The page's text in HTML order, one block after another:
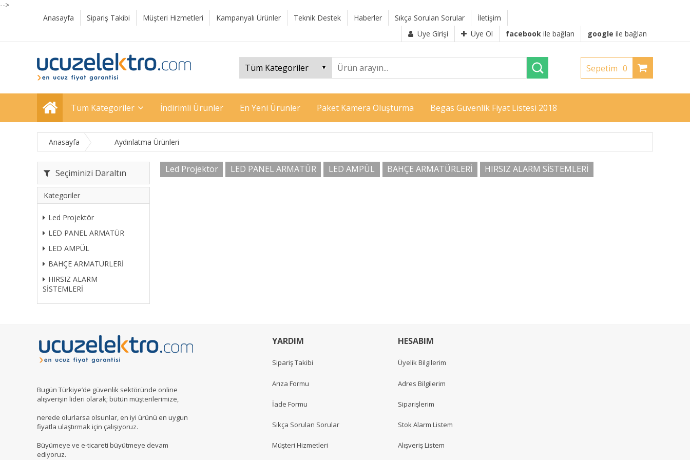
-->
Anasayfa
Sipariş Takibi Müşteri Hizmetleri Kampanyalı Ürünler Teknik Destek Haberler Sıkça Sorulan Sorular
İletişim
Üye Girişi
Üye Ol facebook ile bağlan google ile bağlan
Sepetim 0
Tüm Kategoriler İndirimli Ürünler En Yeni Ürünler Paket Kamera Oluşturma Begas Güvenlik Fiyat Listesi 2018
Anasayfa Aydınlatma Ürünleri
Seçiminizi Daraltın
Kategoriler
Led Projektör
LED PANEL ARMATÜR
LED AMPÜL
BAHÇE ARMATÜRLERİ
HIRSIZ ALARM
SİSTEMLERİ
Led Projektör LED PANEL ARMATÜR LED AMPÜL BAHÇE ARMATÜRLERİ HIRSIZ ALARM SİSTEMLERİ
Bugün Türkiye’de güvenlik sektöründe online
alışverişin lideri olarak; bütün müşterilerimize,
nerede olurlarsa olsunlar, en iyi ürünü en uygun
fiyatla ulaştırmak için çalışıyoruz.
Büyümeye ve e-ticareti büyütmeye devam
ediyoruz.
YARDIM
Sipariş Takibi
Arıza Formu
İade Formu
Sıkça Sorulan Sorular
Müşteri Hizmetleri
HESABIM
Üyelik Bilgilerim
Adres Bilgilerim
Siparişlerim
Stok Alarm Listem
Alışveriş Listem